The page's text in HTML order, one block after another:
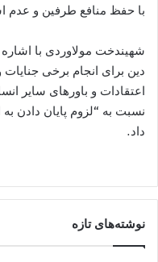
با حفظ منافع طرفین و عدم
شهیندخت مولاوردی با
دین برای انجام برخی جنایات
اعتقادات و باورهای سایر
نسبت به “لزوم پایان دادن به
داد.
نوشته‌های تازه